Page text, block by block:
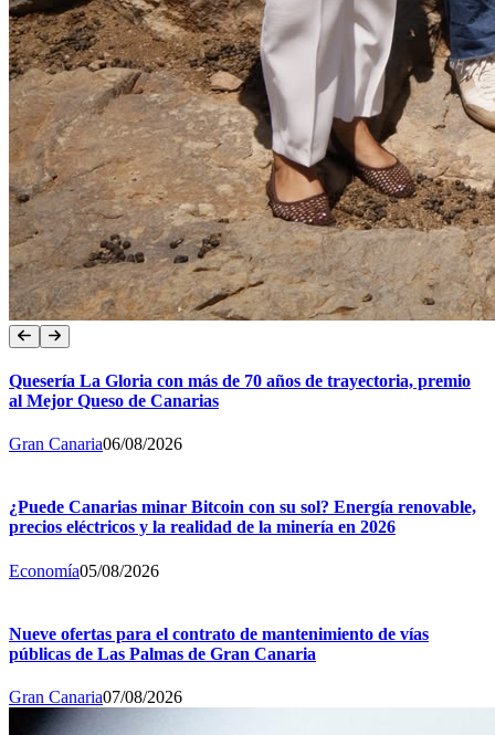
Quesería La Gloria con más de 70 años de trayectoria, premio
al Mejor Queso de Canarias
Gran Canaria06/08/2026
¿Puede Canarias minar Bitcoin con su sol? Energía renovable,
precios eléctricos y la realidad de la minería en 2026
Economía05/08/2026
Nueve ofertas para el contrato de mantenimiento de vías
públicas de Las Palmas de Gran Canaria
Gran Canaria07/08/2026